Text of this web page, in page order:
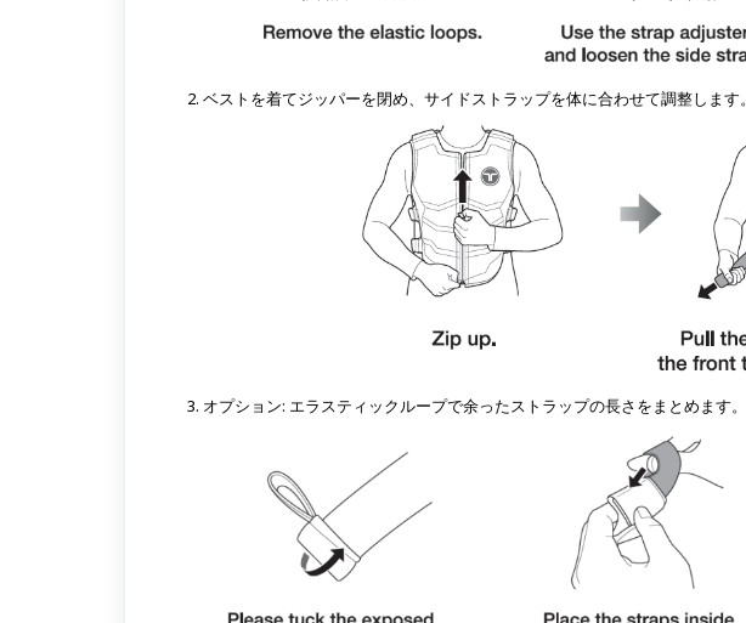
ベストを着てジッパーを閉め、サイドストラップを体に合わせて調整します。
オプション: エラスティックループで余ったストラップの長さをまとめます。